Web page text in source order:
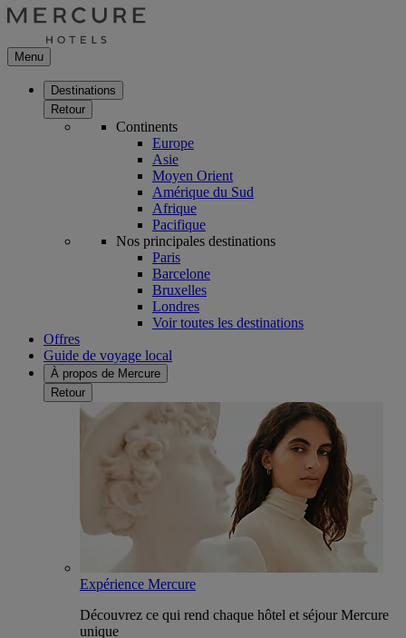
Menu
Destinations
Retour
Continents
Europe
Asie
Moyen Orient
Amérique du Sud
Afrique
Pacifique
Nos principales destinations
Paris
Barcelone
Bruxelles
Londres
Voir toutes les destinations
Offres
Guide de voyage local
À propos de Mercure
Retour
Expérience Mercure
Découvrez ce qui rend chaque hôtel et séjour Mercure
unique